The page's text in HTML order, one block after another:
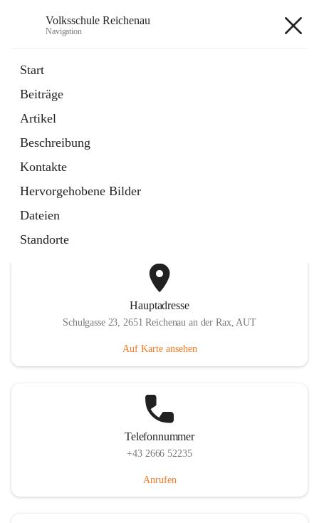
Volksschule Reichenau
Navigation
Start
Beiträge
Artikel
Beschreibung
Kontakte
Hervorgehobene Bilder
Dateien
Standorte
Externe Webseite
in
Tab
Toni Klix Maustraining
Externe Webseite
öffnet
in
neuem
Tab
Hauptadresse
Schulgasse 23, 2651 Reichenau an der Rax, AUT
Auf Karte ansehen
Telefonnummer
+43 2666 52235
Anrufen